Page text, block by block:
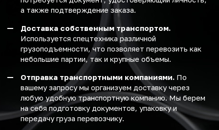
а также подтверждение заказа.
Доставка собственным транспортом.
Используется спецтехника различной
грузоподъемности, что позволяет перевозить как
небольшие партии, так и крупные объемы.
Отправка транспортными компаниями. По
вашему запросу мы организуем доставку через
любую удобную транспортную компанию. Мы берем
на себя подготовку документов, упаковку и
передачу груза перевозчику.